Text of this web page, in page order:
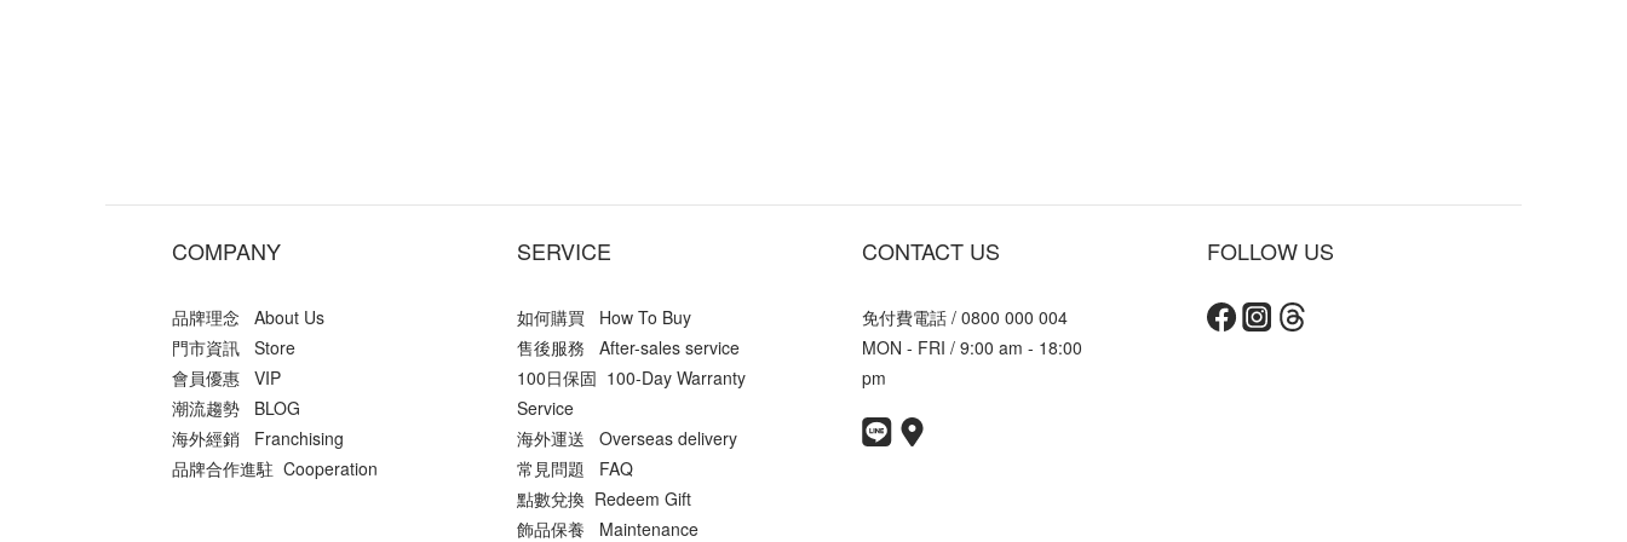
COMPANY
品牌理念 About Us
門市資訊 Store
會員優惠 VIP
潮流趨勢 BLOG
海外經銷 Franchising
品牌合作進駐 Cooperation
SERVICE
如何購買 How To Buy
售後服務 After-sales service
100日保固 100-Day Warranty
Service
海外運送 Overseas delivery
常見問題 FAQ
點數兌換 Redeem Gift
飾品保養 Maintenance
CONTACT US
免付費電話 / 0800 000 004
MON - FRI / 9:00 am - 18:00
pm
FOLLOW US